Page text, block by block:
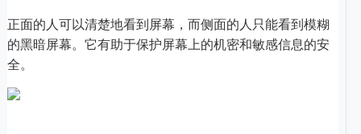
正面的人可以清楚地看到屏幕，而侧面的人只能看到模糊
的黑暗屏幕。它有助于保护屏幕上的机密和敏感信息的安
全。